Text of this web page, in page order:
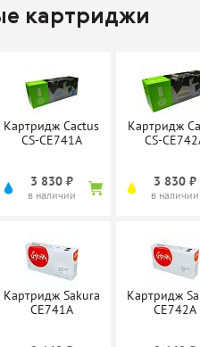
картриджи
Картридж Cactus
CS-CE741A
3 830 ₽
в наличии
Картридж
CS-
3 830 ₽
в наличии
Картридж Sakura
CE741A
Картридж
CE742A